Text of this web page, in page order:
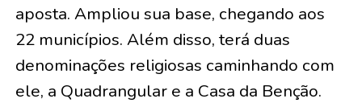
aposta. Ampliou sua base, chegando aos
22 municípios. Além disso, terá duas
denominações religiosas caminhando com
ele, a Quadrangular e a Casa da Benção.